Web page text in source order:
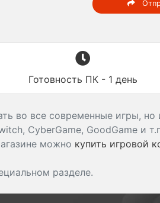
Готовность ПК - 1 день
во все современные игры, но
CyberGame, GoodGame и
можно купить игровой
разделе.